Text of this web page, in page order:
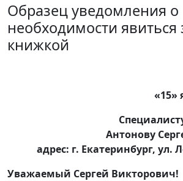
Образец уведомления о
необходимости явиться
книжкой
«15»
Антонову
адрес: г. Екатеринбург, ул.
Уважаемый Сергей Викторович!